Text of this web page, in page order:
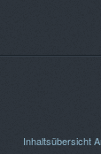
Inhaltsübersicht